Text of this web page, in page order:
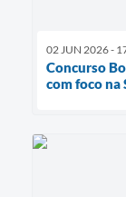
02 JUN 2026 -
Concurso
com foco na